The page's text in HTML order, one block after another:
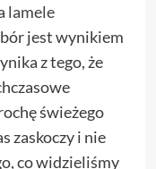
lamele
jest wynikiem
z tego, że
świeżego
zaskoczy i nie
co widzieliśmy